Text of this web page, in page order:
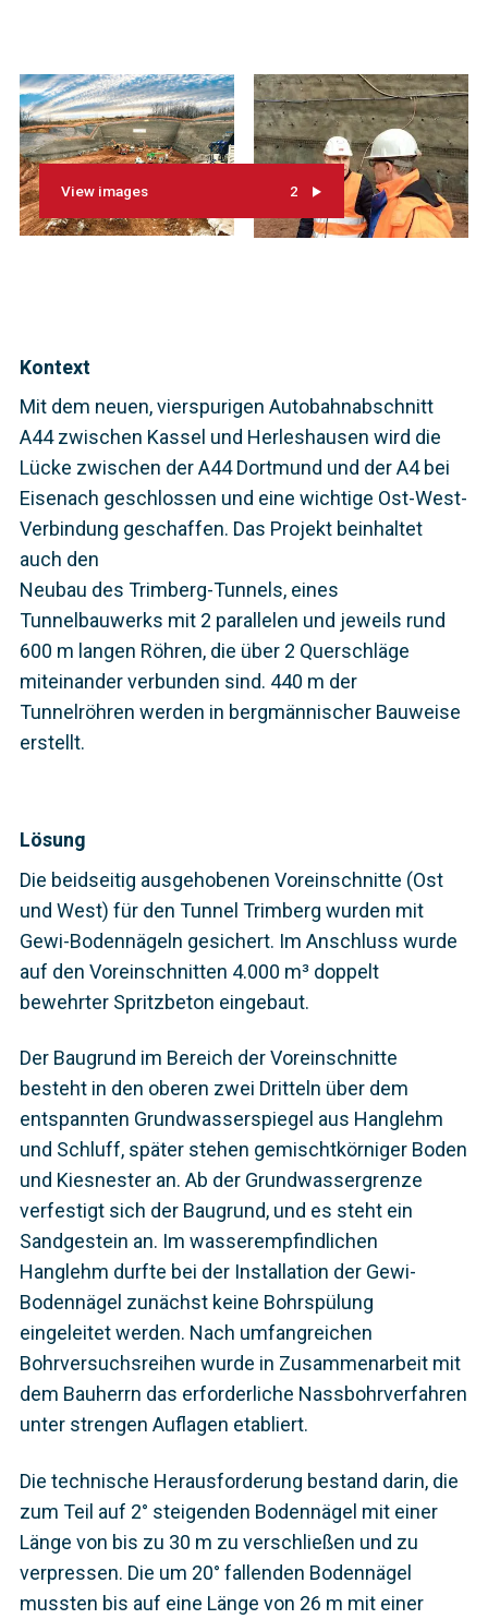
View images 2
Kontext
Mit dem neuen, vierspurigen Autobahnabschnitt
A44 zwischen Kassel und Herleshausen wird die
Lücke zwischen der A44 Dortmund und der A4 bei
Eisenach geschlossen und eine wichtige Ost-West-
Verbindung geschaffen. Das Projekt beinhaltet
auch den
Neubau des Trimberg-Tunnels, eines
Tunnelbauwerks mit 2 parallelen und jeweils rund
600 m langen Röhren, die über 2 Querschläge
miteinander verbunden sind. 440 m der
Tunnelröhren werden in bergmännischer Bauweise
erstellt.
Lösung
Die beidseitig ausgehobenen Voreinschnitte (Ost
und West) für den Tunnel Trimberg wurden mit
Gewi-Bodennägeln gesichert. Im Anschluss wurde
auf den Voreinschnitten 4.000 m³ doppelt
bewehrter Spritzbeton eingebaut.
Der Baugrund im Bereich der Voreinschnitte
besteht in den oberen zwei Dritteln über dem
entspannten Grundwasserspiegel aus Hanglehm
und Schluff, später stehen gemischtkörniger Boden
und Kiesnester an. Ab der Grundwassergrenze
verfestigt sich der Baugrund, und es steht ein
Sandgestein an. Im wasserempfindlichen
Hanglehm durfte bei der Installation der Gewi-
Bodennägel zunächst keine Bohrspülung
eingeleitet werden. Nach umfangreichen
Bohrversuchsreihen wurde in Zusammenarbeit mit
dem Bauherrn das erforderliche Nassbohrverfahren
unter strengen Auflagen etabliert.
Die technische Herausforderung bestand darin, die
zum Teil auf 2° steigenden Bodennägel mit einer
Länge von bis zu 30 m zu verschließen und zu
verpressen. Die um 20° fallenden Bodennägel
mussten bis auf eine Länge von 26 m mit einer